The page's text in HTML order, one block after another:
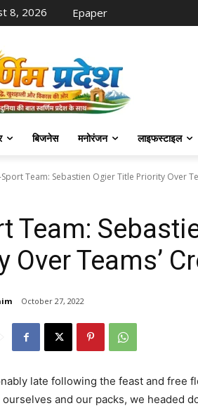
8, 2026 Epaper
बिजनेस मनोरंजन लाइफस्‍टाइल
Sport Team: Sebastien Ogier Title Priority Over
Team:
Over Teams’
October 27, 2022
late following the feast and free
and our packs, we headed